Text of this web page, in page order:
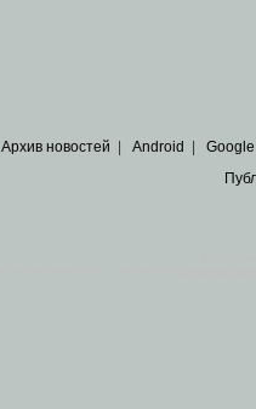
Архив новостей | Android | Google